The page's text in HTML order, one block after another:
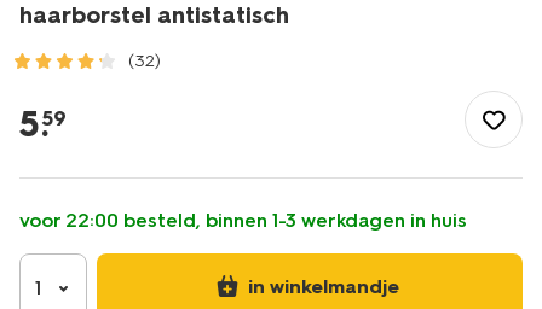
haarborstel antistatisch
(32)
gezond/persoonlijke-
verzorging/haarverzorging/haaraccessoires/borstel/
11810112.html
5.
59
voor 22:00 besteld, binnen 1-3 werkdagen in huis
1 in winkelmandje